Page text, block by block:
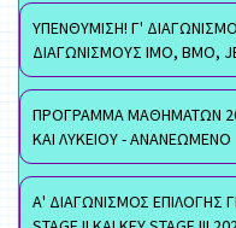
ΥΠΕΝΘΥΜΙΣΗ! Γ'
ΔΙΑΓΩΝΙΣΜΟΥΣ ΙΜΟ, ΒΜΟ,
ΠΡΟΓΡΑΜΜΑ ΜΑΘΗΜΑΤΩΝ
ΚΑΙ ΛΥΚΕΙΟΥ - ΑΝΑΝΕΩΜΕΝΟ
Α' ΔΙΑΓΩΝΙΣΜΟΣ ΕΠΙΛΟΓΗΣ